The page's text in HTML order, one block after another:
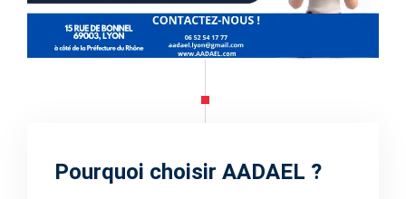
Pourquoi choisir AADAEL ?